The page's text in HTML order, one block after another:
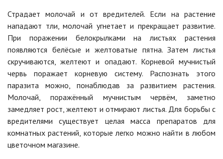
Страдает молочай и от вредителей. Если на растение
нападают тли, молочай угнетает и прекращает развитие.
При поражении белокрылками на листьях растения
появляются белёсые и желтоватые пятна. Затем листья
скручиваются, желтеют и опадают. Корневой мучнистый
червь поражает корневую систему. Распознать этого
паразита можно, понаблюдав за развитием растения.
Молочай, поражённый мучнистым червём, заметно
замедляет рост, желтеют и отмирают листья. Для борьбы с
вредителями существует целая масса препаратов для
комнатных растений, которые легко можно найти в любом
цветочном магазине.